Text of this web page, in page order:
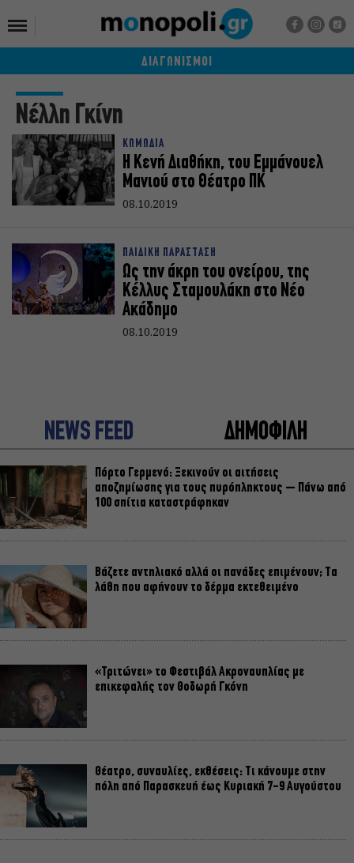
ΔΙΑΓΩΝΙΣΜΟΙ
Νέλλη Γκίνη
ΚΩΜΩΔΙΑ
Η Κενή Διαθήκη, του Εμμάνουελ
Μανιού στο Θέατρο ΠΚ
08.10.2019
ΠΑΙΔΙΚΗ ΠΑΡΑΣΤΑΣΗ
Ως την άκρη του ονείρου, της
Κέλλυς Σταμουλάκη στο Νέο
Ακάδημο
08.10.2019
NEWS FEED ΔΗΜΟΦΙΛΗ
Πόρτο Γερμενό: Ξεκινούν οι αιτήσεις
αποζημίωσης για τους πυρόπληκτους – Πάνω από
100 σπίτια καταστράφηκαν
Βάζετε αντηλιακό αλλά οι πανάδες επιμένουν; Τα
λάθη που αφήνουν το δέρμα εκτεθειμένο
«Τριτώνει» το Φεστιβάλ Ακροναυπλίας με
επικεφαλής τον Θοδωρή Γκόνη
Θέατρο, συναυλίες, εκθέσεις: Τι κάνουμε στην
πόλη από Παρασκευή έως Κυριακή 7-9 Αυγούστου